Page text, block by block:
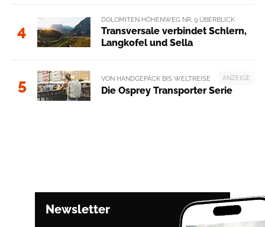
4
DOLOMITEN HÖHENWEG NR. 9 ÜBERBLICK
Transversale verbindet Schlern,
Langkofel und Sella
5 ANZEIGE
VON HANDGEPÄCK BIS WELTREISE
Die Osprey Transporter Serie
Newsletter